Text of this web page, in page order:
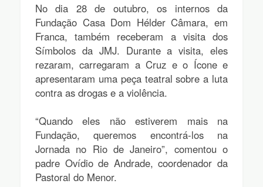
No dia 28 de outubro, os internos da
Fundação Casa Dom Hélder Câmara, em
Franca, também receberam a visita dos
Símbolos da JMJ. Durante a visita, eles
rezaram, carregaram a Cruz e o Ícone e
apresentaram uma peça teatral sobre a luta
contra as drogas e a violência.
“Quando eles não estiverem mais na
Fundação, queremos encontrá-los na
Jornada no Rio de Janeiro”, comentou o
padre Ovídio de Andrade, coordenador da
Pastoral do Menor.